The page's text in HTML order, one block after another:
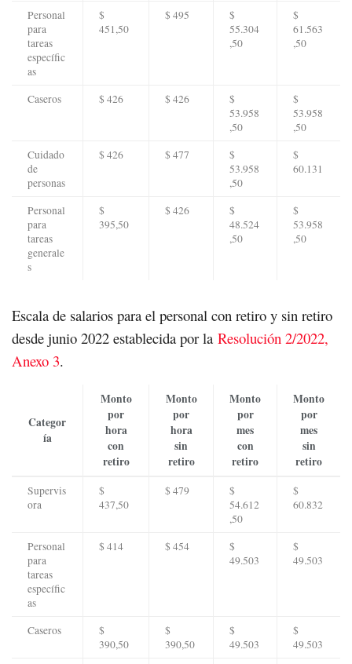
Personal
para
tareas
específic
as
$
451,50
$ 495
$
55.304
,50
$
61.563
,50
Caseros $ 426 $ 426
$
53.958
,50
$
53.958
,50
Cuidado
de
personas
$ 426 $ 477
$
53.958
,50
$
60.131
Personal
para
tareas
generale
s
$
395,50
$ 426
$
48.524
,50
$
53.958
,50
Escala de salarios para el personal con retiro y sin retiro
desde junio 2022 establecida por la Resolución 2/2022,
Anexo 3.
Categor
ía
Monto
por
hora
con
retiro
Monto
por
hora
sin
retiro
Monto
por
mes
con
retiro
Monto
por
mes
sin
retiro
Supervis
ora
$
437,50
$ 479
$
54.612
,50
$
60.832
Personal
para
tareas
específic
as
$ 414 $ 454
$
49.503
$
49.503
Caseros
$
390,50
$
390,50
$
49.503
$
49.503